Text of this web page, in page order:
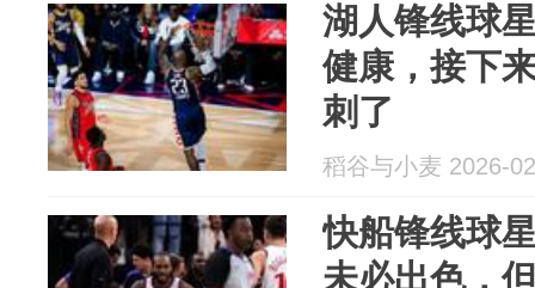
湖人锋线球
健康，接下
刺了
稻谷与小麦 2026-
快船锋线球
未必出色，